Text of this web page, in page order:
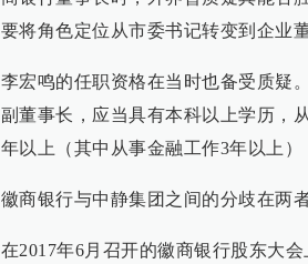
要将角色定位从市委书记转变到企业董
李宏鸣的任职资格在当时也备受质疑
副董事长，应当具有本科以上学历，
年以上（其中从事金融工作3年以上
徽商银行与中静集团之间的分歧在两
在2017年6月召开的徽商银行股东大